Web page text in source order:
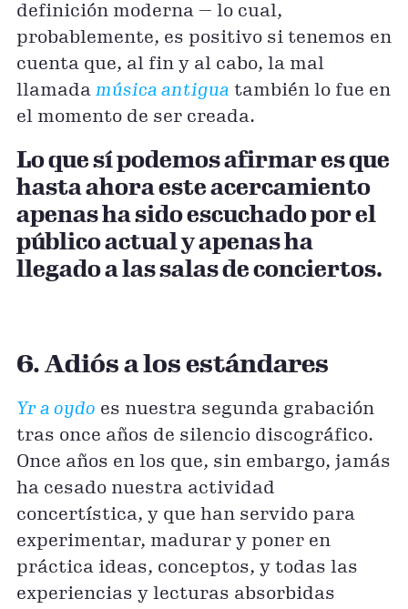
definición moderna — lo cual,
probablemente, es positivo si tenemos en
cuenta que, al fin y al cabo, la mal
llamada música antigua también lo fue en
el momento de ser creada.
Lo que sí podemos afirmar es que
hasta ahora este acercamiento
apenas ha sido escuchado por el
público actual y apenas ha
llegado a las salas de conciertos.
6. Adiós a los estándares
Yr a oydo es nuestra segunda grabación
tras once años de silencio discográfico.
Once años en los que, sin embargo, jamás
ha cesado nuestra actividad
concertística, y que han servido para
experimentar, madurar y poner en
práctica ideas, conceptos, y todas las
experiencias y lecturas absorbidas